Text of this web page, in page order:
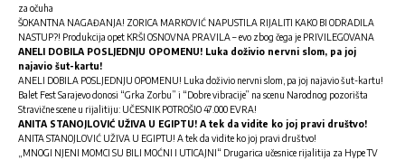
za očuha
ŠOKANTNA NAGAĐANJA! ZORICA MARKOVIĆ NAPUSTILA RIJALITI KAKO BI ODRADILA
NASTUP?! Produkcija opet KRŠI OSNOVNA PRAVILA – evo zbog čega je PRIVILEGOVANA
ANELI DOBILA POSLJEDNJU OPOMENU! Luka doživio nervni slom, pa joj
najavio šut-kartu!
ANELI DOBILA POSLJEDNJU OPOMENU! Luka doživio nervni slom, pa joj najavio šut-kartu!
Balet Fest Sarajevo donosi “Grka Zorbu” i “Dobre vibracije” na scenu Narodnog pozorišta
Stravične scene u rijalitiju: UČESNIK POTROŠIO 47.000 EVRA!
ANITA STANOJLOVIĆ UŽIVA U EGIPTU! A tek da vidite ko joj pravi društvo!
ANITA STANOJLOVIĆ UŽIVA U EGIPTU! A tek da vidite ko joj pravi društvo!
„MNOGI NJENI MOMCI SU BILI MOĆNI I UTICAJNI“ Drugarica učesnice rijalitija za Hype TV